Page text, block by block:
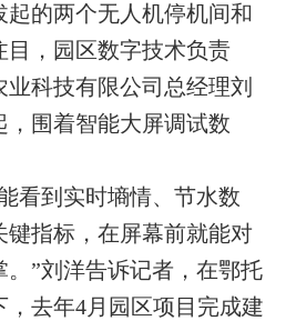
起的两个无人机停机间和
目，园区数字技术负责
业科技有限公司总经理刘
围着智能大屏调试数
到实时墒情、节水数
键指标，在屏幕前就能对
”刘洋告诉记者，在鄂托
去年4月园区项目完成建